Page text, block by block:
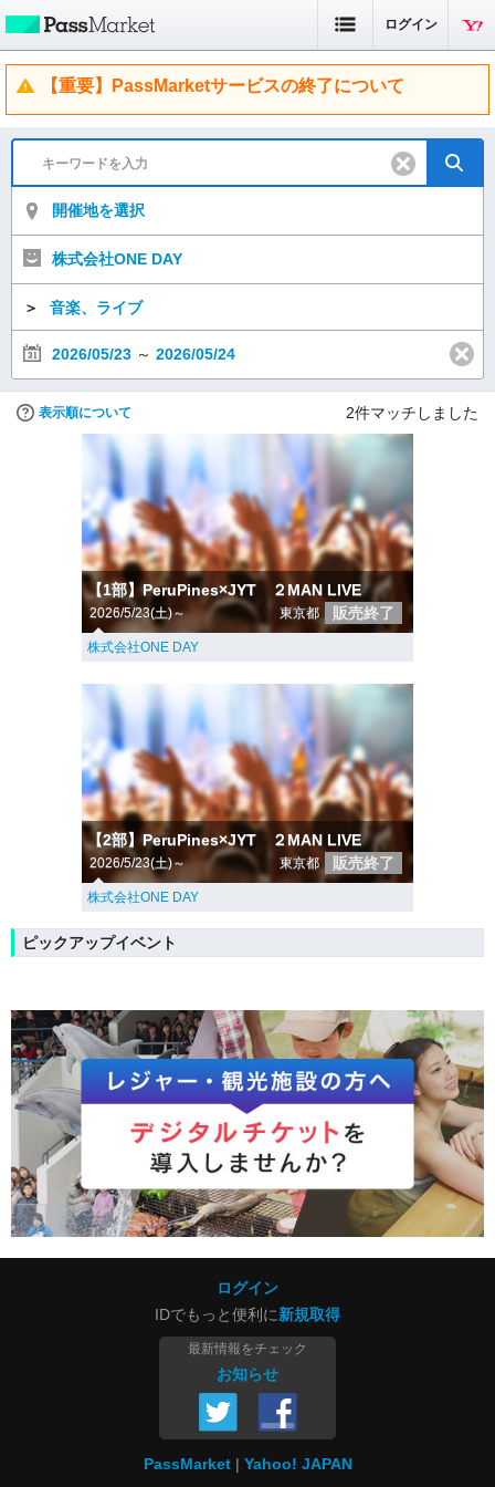
ログイン
【重要】PassMarketサービスの終了について
開催地を選択
株式会社ONE DAY
＞ 音楽、ライブ
2026/05/23 ～ 2026/05/24
表示順について 2件マッチしました
【1部】PeruPines×JYT ２MAN LIVE
2026/5/23(土)～ 東京都 販売終了
株式会社ONE DAY
【2部】PeruPines×JYT ２MAN LIVE
2026/5/23(土)～ 東京都 販売終了
株式会社ONE DAY
ピックアップイベント
ログイン
IDでもっと便利に新規取得
最新情報をチェック
お知らせ
PassMarket Yahoo! JAPAN